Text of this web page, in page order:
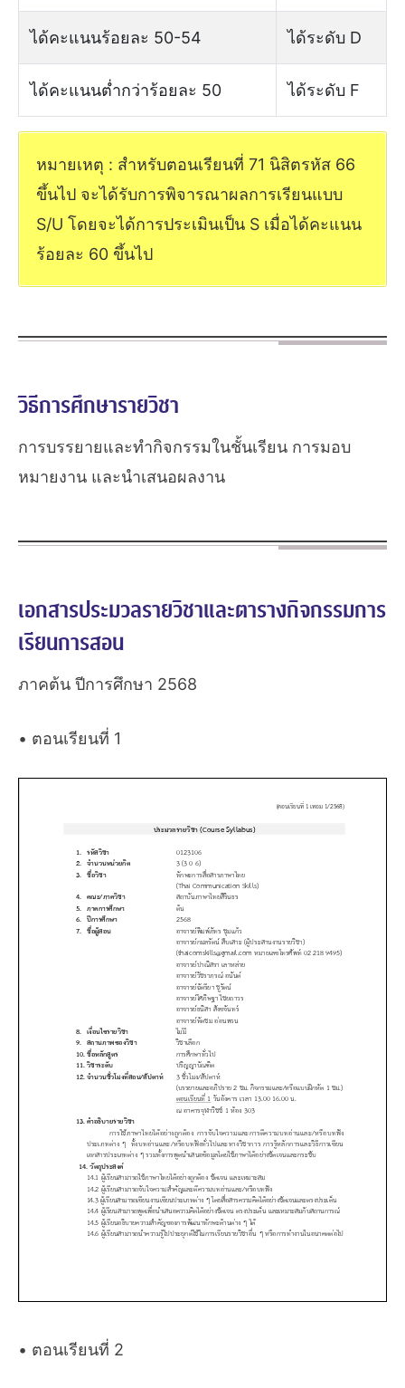
ได้คะแนนร้อยละ 50-54 ได้ระดับ D
ได้คะแนนต่ำกว่าร้อยละ 50 ได้ระดับ F
หมายเหตุ : สำหรับตอนเรียนที่ 71 นิสิตรหัส 66
ขึ้นไป จะได้รับการพิจารณาผลการเรียนแบบ
S/U โดยจะได้การประเมินเป็น S เมื่อได้คะแนน
ร้อยละ 60 ขึ้นไป
วิธีการศึกษารายวิชา
การบรรยายและทำกิจกรรมในชั้นเรียน การมอบ
หมายงาน และนำเสนอผลงาน
เอกสารประมวลรายวิชาและตารางกิจกรรมการ
เรียนการสอน
ภาคต้น ปีการศึกษา 2568
• ตอนเรียนที่ 1
• ตอนเรียนที่ 2